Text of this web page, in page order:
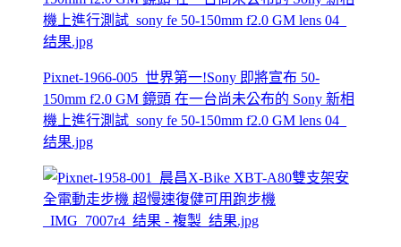
Pixnet-1966-005_世界第一!Sony 即將宣布 50-
150mm f2.0 GM 鏡頭 在一台尚未公布的 Sony 新相
機上進行測試_sony fe 50-150mm f2.0 GM lens 04_
结果.jpg